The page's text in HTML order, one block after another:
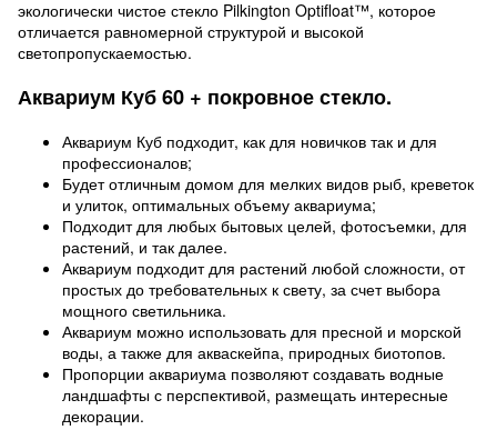
экологически чистое стекло Pilkington Optifloat™, которое
отличается равномерной структурой и высокой
светопропускаемостью.
Аквариум Куб 60 + покровное стекло.
Аквариум Куб подходит, как для новичков так и для
профессионалов;
Будет отличным домом для мелких видов рыб, креветок
и улиток, оптимальных объему аквариума;
Подходит для любых бытовых целей, фотосъемки, для
растений, и так далее.
Аквариум подходит для растений любой сложности, от
простых до требовательных к свету, за счет выбора
мощного светильника.
Аквариум можно использовать для пресной и морской
воды, а также для акваскейпа, природных биотопов.
Пропорции аквариума позволяют создавать водные
ландшафты с перспективой, размещать интересные
декорации.